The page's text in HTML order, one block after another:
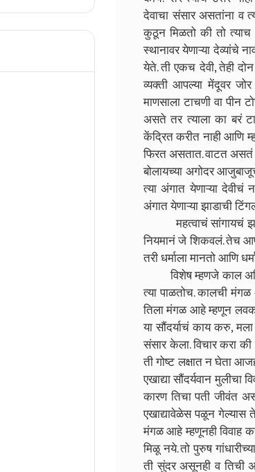
देवाचा संसार असतांना व
कुठून मिळतो की तो त्याच
स्थानावर येणाऱ्या देव्यांचे
येते. ती एकच देवी, तेही
व्यक्ती आपल्या मेंदूवर
माणसाला टाचणी वा पीन
असते तर त्याला का बरं
केंद्रित करीत नाही आणि
फिरत असतात. वाटत असतं
बोलायच्या अगोदर
त्या अंगात येणाऱ्या
अंगात येणाऱ्या झाडाची
महत्वाचं सांगायचं
नियमानं जे शिकवलं. तेच
तरी धर्माला मानतो आणि
विशेष म्हणजे काल
त्या पाळतोच. कालची मंगळ
तिला मंगळ आहे म्हणून लवकर
या सौंदर्याचं काय करु,
संसार केला. विचार करा
ती गोष्ट लक्षात न घेता
एखाद्या सौंदर्यवान
कारण तिचा पती जीवंत
एखाद्यावेळेस पळून गेल्यास
मंगळ आहे म्हणूनही विवाह
मिळू नये. तो पुरुष
ती सुंदर असूनही व तिची